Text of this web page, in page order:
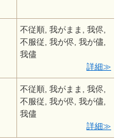
不従順, 我がまま, 我侭,
不服従, 我が侭, 我が儘,
我儘
詳細
不従順, 我がまま, 我侭,
不服従, 我が侭, 我が儘,
我儘
詳細